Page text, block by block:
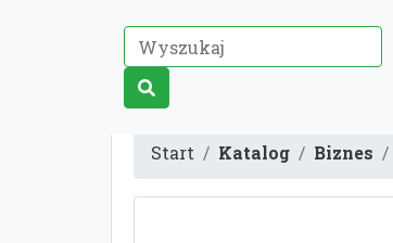
Start Katalog Biznes